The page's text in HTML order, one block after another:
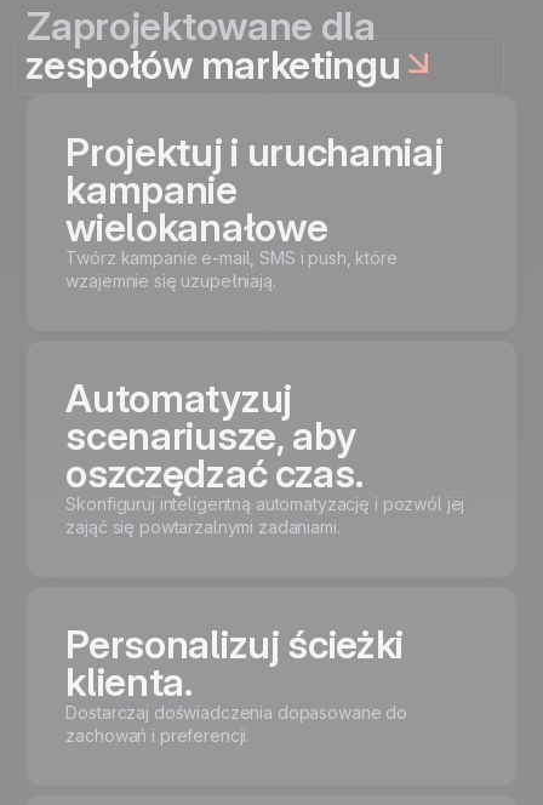
Zaprojektowane dla
zespołów marketingu
Projektuj i uruchamiaj
kampanie
wielokanałowe
Twórz kampanie e-mail, SMS i push, które
wzajemnie się uzupełniają.
Automatyzuj
scenariusze, aby
oszczędzać czas.
Skonfiguruj inteligentną automatyzację i pozwól jej
zająć się powtarzalnymi zadaniami.
Personalizuj ścieżki
klienta.
Dostarczaj doświadczenia dopasowane do
zachowań i preferencji.